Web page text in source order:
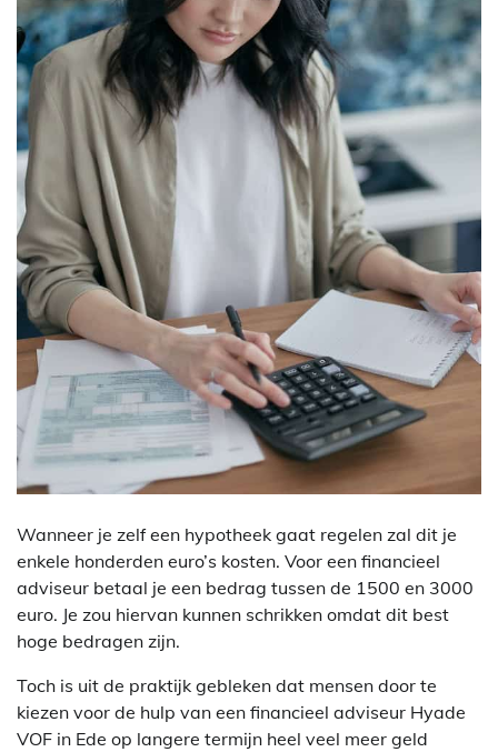
Wanneer je zelf een hypotheek gaat regelen zal dit je
enkele honderden euro’s kosten. Voor een financieel
adviseur betaal je een bedrag tussen de 1500 en 3000
euro. Je zou hiervan kunnen schrikken omdat dit best
hoge bedragen zijn.
Toch is uit de praktijk gebleken dat mensen door te
kiezen voor de hulp van een financieel adviseur Hyade
VOF in Ede op langere termijn heel veel meer geld